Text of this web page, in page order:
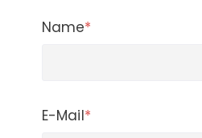
Name*
E-Mail*